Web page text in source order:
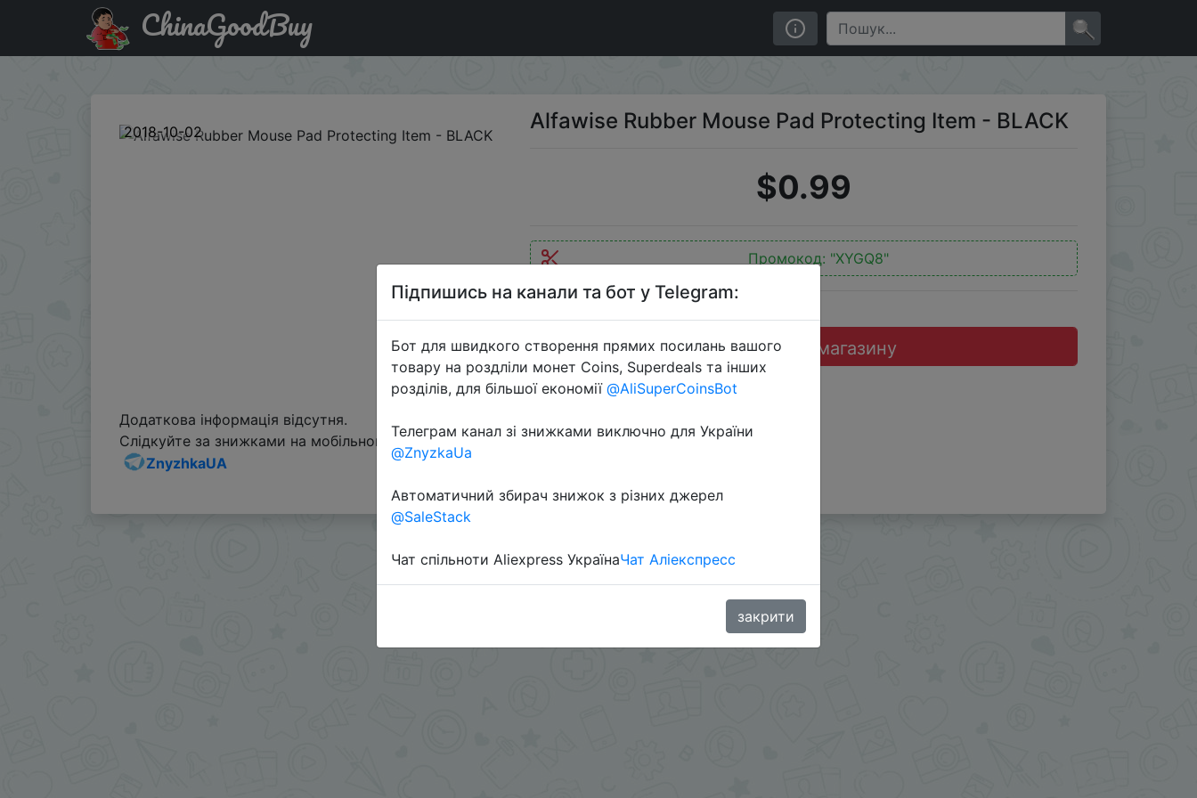
Купити по знижці XYGQ8 Alfawise Rubber Mouse Pad Protecting Item - BLACK
ChinaGoodBuy
2018-10-02 Alfawise Rubber Mouse Pad Protecting Item - BLACK
$0.99
Промокод: "XYGQ8"
Перейти до магазину
Додаткова інформація відсутня.
Слідкуйте за знижками на мобільному, в телеграм каналі:
ZnyzhkaUA
Підпишись на канали та бот у Telegram:
Бот для швидкого створення прямих посилань вашого
товару на роздліли монет Coins, Superdeals та інших
розділів, для більшої економії @AliSuperCoinsBot
Телеграм канал зі знижками виключно для України
@ZnyzkaUa
Автоматичний збирач знижок з різних джерел
@SaleStack
Чат спільноти Aliexpress УкраїнаЧат Аліекспресс
закрити